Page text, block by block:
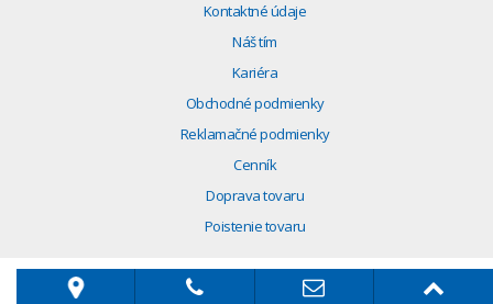
Kontaktné údaje
Náš tím
Kariéra
Obchodné podmienky
Reklamačné podmienky
Cenník
Doprava tovaru
Poistenie tovaru